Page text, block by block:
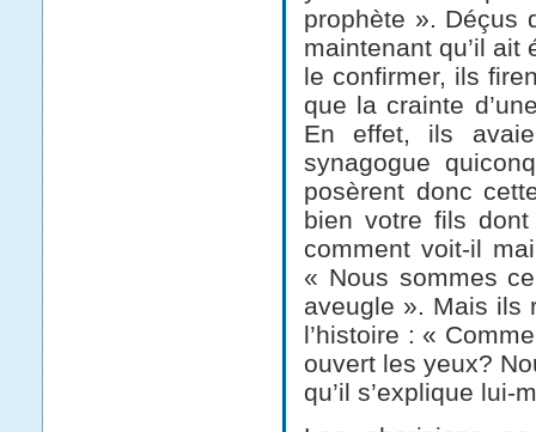
prophète ». Déçus
maintenant qu’il ait
le confirmer, ils
que la crainte
En effet, ils
synagogue
posèrent donc
bien votre fils dont
comment voit-il
« Nous sommes
aveugle ». Mais ils
l’histoire : «
ouvert les yeux?
qu’il s’explique lui-